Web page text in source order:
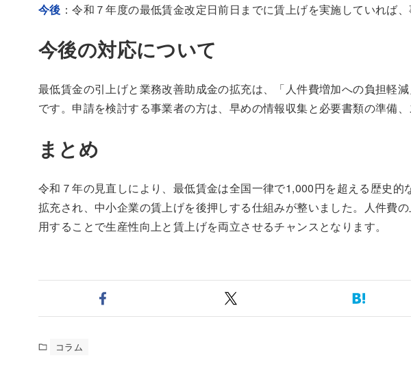
今後 ：令和７年度の最低賃金改定日前日までに賃上げを実施していれば
今後の対応について
最低賃金の引上げと業務改善助成金の拡充は、「人件費増加への負担軽
です。申請を検討する事業者の方は、早めの情報収集と必要書類の準備
まとめ
令和７年の見直しにより、最低賃金は全国一律で1,000円を超える歴史
拡充され、中小企業の賃上げを後押しする仕組みが整いました。人件費
用することで生産性向上と賃上げを両立させるチャンスとなります。
コラム